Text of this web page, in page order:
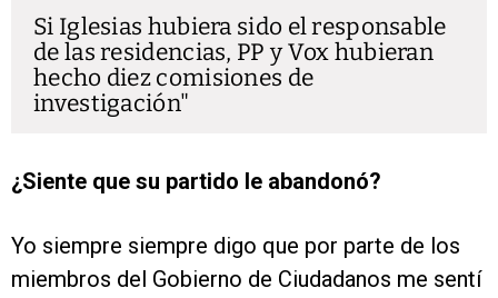
Si Iglesias hubiera sido el responsable
de las residencias, PP y Vox hubieran
hecho diez comisiones de
investigación
¿Siente que su partido le abandonó?
Yo siempre siempre digo que por parte de los
miembros del Gobierno de Ciudadanos me sentí